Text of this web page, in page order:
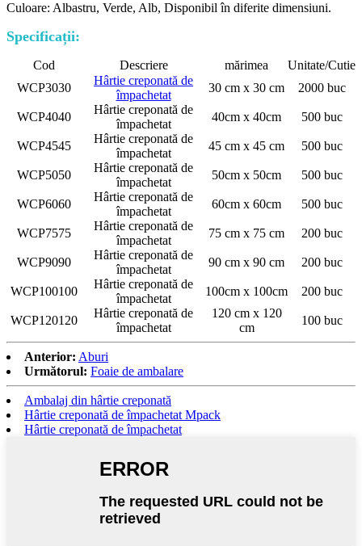
Culoare: Albastru, Verde, Alb, Disponibil în diferite dimensiuni.
Specificații:
Cod Descriere mărimea
Unitate/Cutie
WCP3030
Hârtie creponată de
împachetat
30 cm x 30 cm 2000 buc
WCP4040
Hârtie creponată de
împachetat
40cm x 40cm 500 buc
WCP4545
Hârtie creponată de
împachetat
45 cm x 45 cm 500 buc
WCP5050
Hârtie creponată de
împachetat
50cm x 50cm 500 buc
WCP6060
Hârtie creponată de
împachetat
60cm x 60cm 500 buc
WCP7575
Hârtie creponată de
împachetat
75 cm x 75 cm 200 buc
WCP9090
Hârtie creponată de
împachetat
90 cm x 90 cm 200 buc
WCP100100
Hârtie creponată de
împachetat
100cm x 100cm 200 buc
WCP120120
Hârtie creponată de
împachetat
120 cm x 120
cm
100 buc
Anterior: Aburi
Următorul: Foaie de ambalare
Ambalaj din hârtie creponată
Hârtie creponată de împachetat Mpack
Hârtie creponată de împachetat